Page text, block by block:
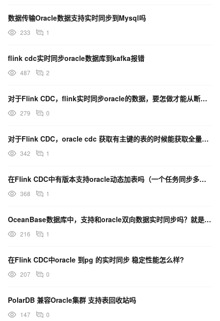
数据传输Oracle数据支持实时同步到Mysql吗
233 1
flink cdc实时同步oracle数据库到kafka报错
487 2
对于Flink CDC，flink实时同步oracle的数据，要怎做才能从断了之后的数据继续同步过？
279 0
对于Flink CDC，oracle cdc 获取有主键的表的时候能获取全量数据这咋回事？
342 1
在Flink CDC中有版本支持oracle动态加表吗（一个任务同步多张表，可以动态添加订阅）？
368 1
OceanBase数据库中，支持和oracle双向数据实时同步吗？就是双写时同步
216 1
在Flink CDC中oracle 到pg 的实时同步 稳定性能怎么样?
207 0
PolarDB 兼容Oracle集群 支持表回收站吗
147 0